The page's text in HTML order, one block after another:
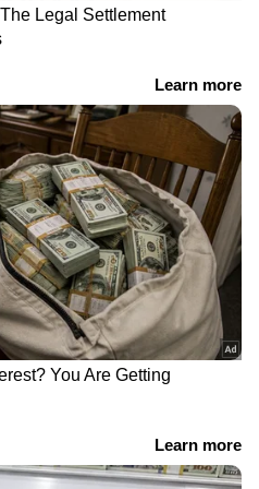
എതിരായതിനെ
സ്ഥാനം
വകുപ്പിലെ
പിണറായി
'കുടത്തിൽ നിന്ന് ഭൂതത്തെ
തുറന്ന് വിട്ടത് മുസ്ലിം ലീ​ഗ്';
പരാതി
പിൻവലിക്കുന്നതാണ്
മാന്യതയെന്ന് വഖഫ്
ബോർഡ് ചെയർമാൻ
വിനോദയാത്രയ്ക്കായി